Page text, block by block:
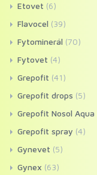
Etovet (6)
Flavocel (39)
Fytominerál (70)
Fytovet (4)
Grepofit (41)
Grepofit drops (5)
Grepofit Nosol Aqua
Grepofit spray (4)
Gynevet (5)
Gynex (63)